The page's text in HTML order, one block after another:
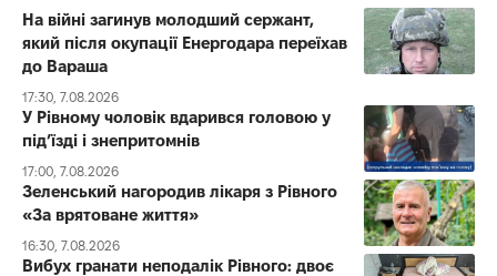
На війні загинув молодший сержант,
який після окупації Енергодара переїхав
до Вараша
17:30, 7.08.2026
У Рівному чоловік вдарився головою у
під’їзді і знепритомнів
17:00, 7.08.2026
Зеленський нагородив лікаря з Рівного
«За врятоване життя»
16:30, 7.08.2026
Вибух гранати неподалік Рівного: двоє